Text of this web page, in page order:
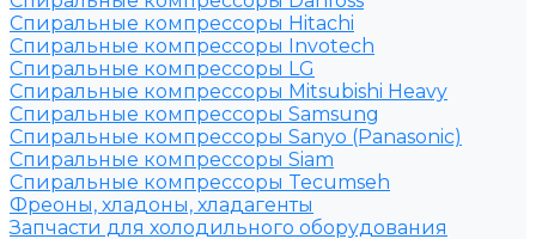
Спиральные компрессоры Hitachi
Спиральные компрессоры Invotech
Спиральные компрессоры LG
Спиральные компрессоры Mitsubishi Heavy
Спиральные компрессоры Samsung
Спиральные компрессоры Sanyo (Panasonic)
Спиральные компрессоры Siam
Спиральные компрессоры Tecumseh
Фреоны, хладоны, хладагенты
Запчасти для холодильного оборудования